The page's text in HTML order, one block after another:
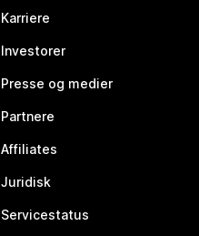
Karriere
Investorer
Presse og medier
Partnere
Affiliates
Juridisk
Servicestatus